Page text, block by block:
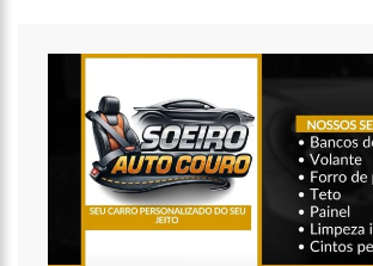
400
PESQUISA APONTA QUE TECNOLOGIA
MELHORIA DA QUALIDADE DAS ESCOLAS
AMAZONINO PRETENDE TRANSFORMA
CANTEIRO DE OBRAS PARA COMBATER
VIVIANE LIMA É APOSTA DO MDB PARA SER
DO AMAZONAS